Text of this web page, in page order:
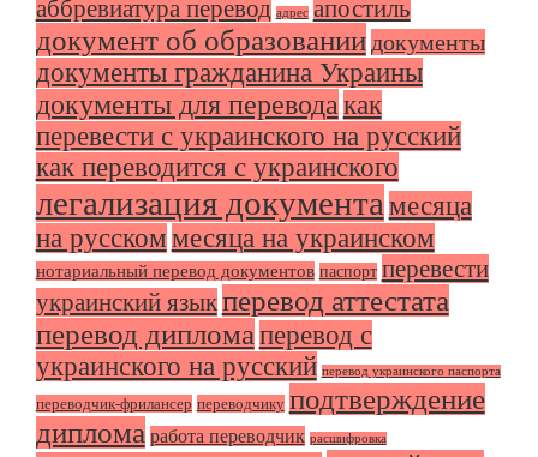
аббревиатура перевод адрес апостиль
документ об образовании документы
документы гражданина Украины
документы для перевода как
перевести с украинского на русский
как переводится с украинского
легализация документа месяца
на русском месяца на украинском
нотариальный перевод документов паспорт перевести
украинский языкперевод аттестата
перевод диплома перевод с
украинского на русский перевод украинского паспорта
переводчик-фрилансер переводчику подтверждение
диплома работа переводчик расшифровка